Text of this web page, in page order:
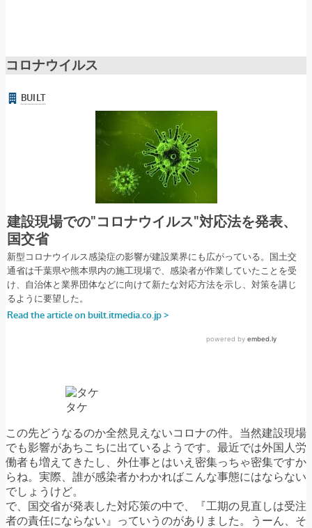
コロナウイルス
タケ
この先どうなるのか全然見えないコロナの件。当然建設現場
でも影響があちこちに出ているようです。最近では外国人労
働者も増えてきたし、外仕事とはいえ密集っちゃ密集ですか
らね。実際、誰が感染者かわかればこんな事態にはならない
でしょうけど。
で、国交省が発表した対応策の中で、『工期の見直しは受注
者の責任にならない』っていうのがありました。うーん、そ